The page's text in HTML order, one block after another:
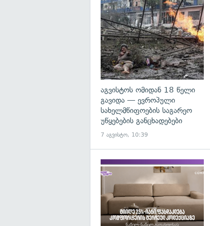
აგვისტოს ომიდან 18 წელი
გავიდა — ევროპული
სახელმწიფოების საგარეო
უწყებების განცხადებები
7 აგვისტო, 10:39